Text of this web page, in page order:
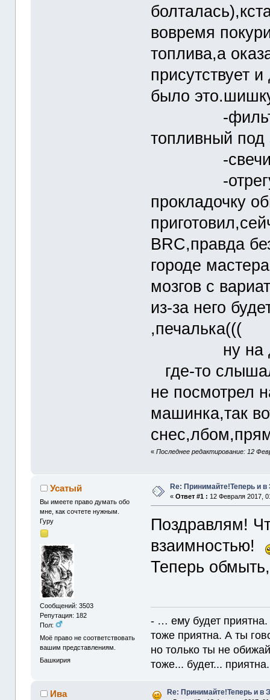
вовремя
топлива,а
присутствует
было
-фильтр
топливный под
-
-
прокладочку
BRC,правда
городе
мозгов с
из-за него
,печалька(((
ну на
где-то
не посмотрел
машинка,так
«Последнее редактирование: 12
Усатый
Вы имеете право думать обо
мне, как сочтете нужным.
Гуру
Сообщений: 3503
Репутация: 182
Пол:
Моё право не соответствовать
вашим представлениям.
Башкирия
Re: Принимайте!Теперь и в
«Ответ #1 : 12 Февраля 2017,
Поздравлям!
взаимностью!
Теперь
- … ему будет приятна.
тоже приятна. А ты
но только ты не
тоже... будет...
Ива Re: Принимайте!Теперь и в